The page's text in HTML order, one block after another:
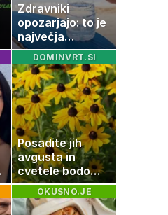
Zdravniki
opozarjajo: to je
največja
napaka, ki jo
ljudje delajo med
vročino
DOMINVRT.SI
Posadite jih
avgusta in
cvetele bodo
vse do zime
OKUSNO.JE